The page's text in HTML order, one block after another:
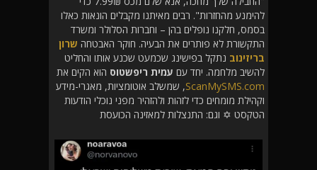
להימנע מהחזרות". רבים מאיתנו מקבלים הונאות כאלו
בסמס, חלקנו נופלים בהן – וחברות הסלולר ומשרד
התקשורת לא פותרים את הבעיה. חוקר האבטחה שרון
בריזינוב נתקל בפישינג שכמעט שכנע אותו והחליט
להשיב מלחמה. יחד עם עמית ריפשטוס הוא הקים את
ScanMySMS.com, שמשלב אוטומציות, מאגרי-מידע
וקהילת מומחים כדי לזהות ולהזהיר מפני נוכלי הודעות
הטקסט ✡ וגם: התנצלות למאזינה הכועסת